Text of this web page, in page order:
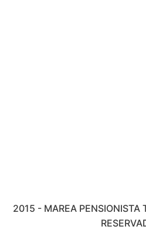
2015 - MAREA PENSIONISTA